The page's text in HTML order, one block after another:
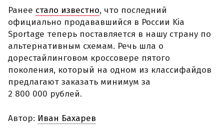
Ранее стало известно, что последний
официально продававшийся в России Kia
Sportage теперь поставляется в нашу страну по
альтернативным схемам. Речь шла о
дорестайлинговом кроссовере пятого
поколения, который на одном из классифайдов
предлагают заказать минимум за
2 800 000 рублей.
Автор: Иван Бахарев